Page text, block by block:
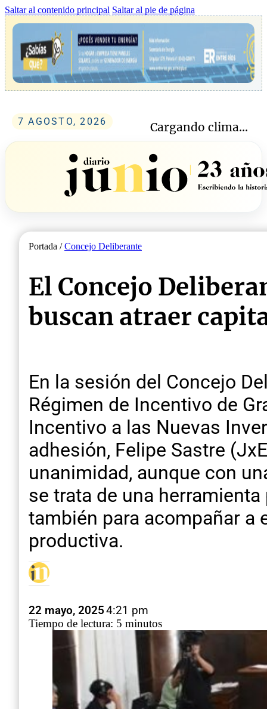
Saltar al contenido principal Saltar al pie de página
7 AGOSTO, 2026 Cargando clima...
Portada /Concejo Deliberante
El Concejo
buscan atraer
En la sesión del Concejo
Régimen de Incentivo de
Incentivo a las Nuevas
adhesión, Felipe Sastre
unanimidad, aunque con
se trata de una
también para acompañar a
productiva.
22 mayo, 20254:21 pm
Tiempo de lectura: 5 minutos